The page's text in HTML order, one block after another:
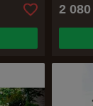
2 080